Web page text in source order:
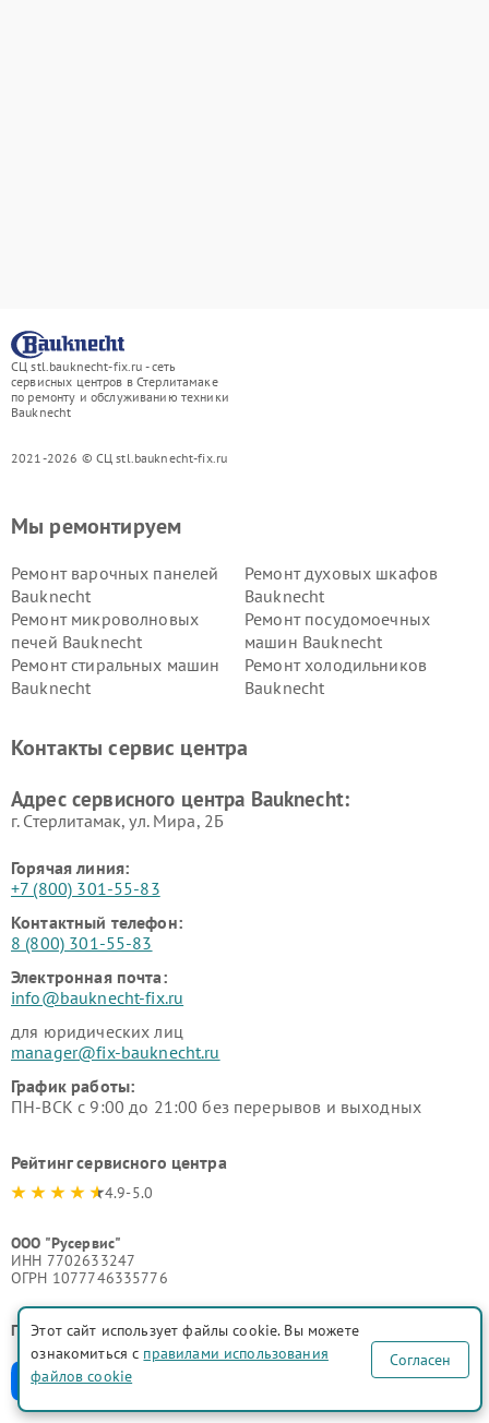
СЦ stl.bauknecht-fix.ru - сеть
сервисных центров в Стерлитамаке
по ремонту и обслуживанию техники
Bauknecht
2021-2026 © СЦ stl.bauknecht-fix.ru
Мы ремонтируем
Ремонт варочных панелей
Bauknecht
Ремонт духовых шкафов
Bauknecht
Ремонт микроволновых
печей Bauknecht
Ремонт посудомоечных
машин Bauknecht
Ремонт стиральных машин
Bauknecht
Ремонт холодильников
Bauknecht
Контакты сервис центра
Адрес сервисного центра Bauknecht:
г. Стерлитамак, ул. Мира, 2Б
Горячая линия:
+7 (800) 301-55-83
Контактный телефон:
8 (800) 301-55-83
Электронная почта:
info@bauknecht-fix.ru
для юридических лиц
manager@fix-bauknecht.ru
График работы:
ПН-ВСК с 9:00 до 21:00 без перерывов и выходных
Рейтинг сервисного центра
4.9-5.0
ООО "Русервис"
ИНН 7702633247
ОГРН 1077746335776
Поделиться в соц. сетях:
Этот сайт использует файлы cookie. Вы можете
ознакомиться с правилами использования
файлов cookie
Согласен